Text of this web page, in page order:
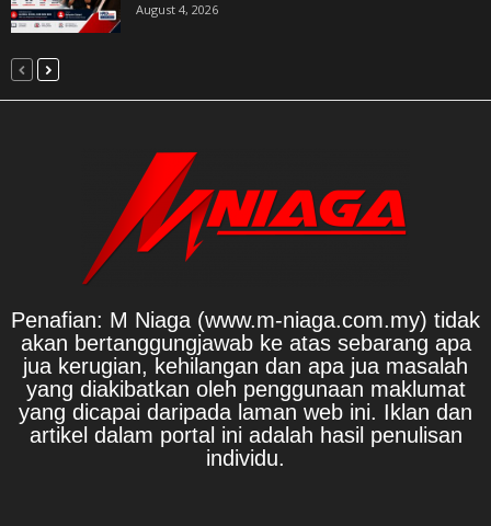
August 4, 2026
Penafian: M Niaga (www.m-niaga.com.my) tidak
akan bertanggungjawab ke atas sebarang apa
jua kerugian, kehilangan dan apa jua masalah
yang diakibatkan oleh penggunaan maklumat
yang dicapai daripada laman web ini. Iklan dan
artikel dalam portal ini adalah hasil penulisan
individu.